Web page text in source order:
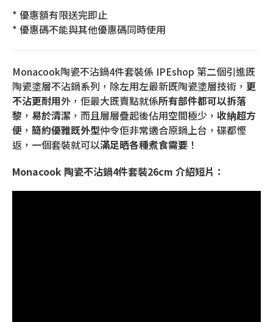
* 優惠額有限送完即止
* 優惠碼不能與其他優惠碼同時使用
Monacook陶瓷不沾鍋4件套裝係 IPEshop 第二個引進既
陶瓷塗層不沾鍋系列，除左用左最新既陶瓷塗層技術， 更
不沾更耐用外，佢最大既賣點就係所有部件都可以拆落
黎 ， 易於清潔 ，而且層層疊起後佔用空間極少， 收納超方
便 ， 簡約優雅既外型仲令佢非常適合原鍋上台，碟都慳
返，一個套裝就可以滿足晒各種煮食需要 ！
Monacook 陶瓷不沾鍋4件套裝26cm 介紹短片：